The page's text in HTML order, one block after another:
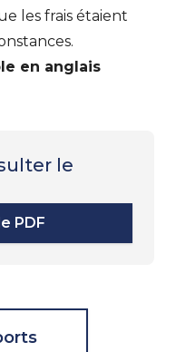
les frais étaient
en anglais
le
PDF